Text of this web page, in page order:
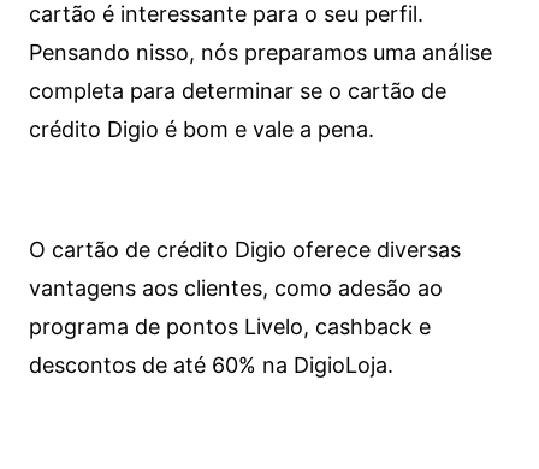
cartão é interessante para o seu perfil.
Pensando nisso, nós preparamos uma análise
completa para determinar se o cartão de
crédito Digio é bom e vale a pena.
O cartão de crédito Digio oferece diversas
vantagens aos clientes, como adesão ao
programa de pontos Livelo, cashback e
descontos de até 60% na DigioLoja.